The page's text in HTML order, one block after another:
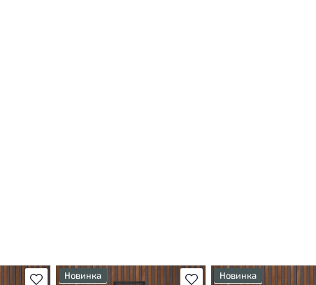
В избранное В избранное
Новинка Новинка